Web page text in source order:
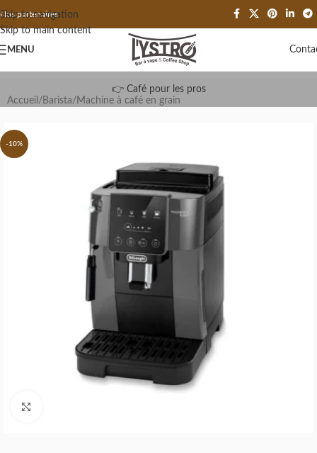
Skip to navigation
Skip to main content
Nos partenaires
MENU
👉 Café pour les pros
Accueil / Barista/ Machine à café en grain
-10%